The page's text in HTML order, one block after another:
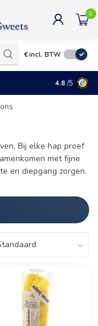
0
€incl. BTW
4.8 /5
Bij elke hap proef
met fijne
en diepgang zorgen.